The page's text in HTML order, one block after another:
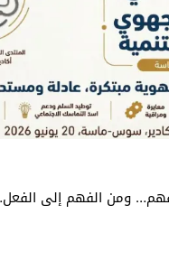
ومن الفهم إلى